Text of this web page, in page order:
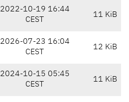
2022-10-19 16:44
CEST
11 KiB
2026-07-23 16:04
CEST
12 KiB
2024-10-15 05:45
CEST
11 KiB